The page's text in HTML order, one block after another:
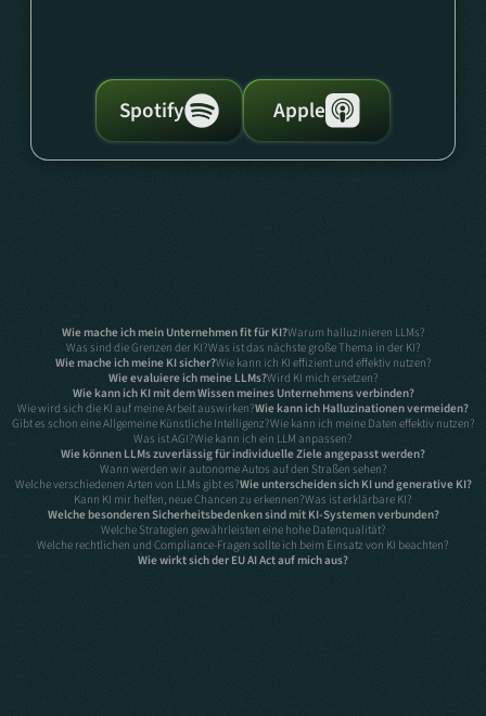
Spotify Apple
Wie mache ich mein Unternehmen fit für KI?Warum halluzinieren LLMs?
Was sind die Grenzen der KI?Was ist das nächste große Thema in der KI?
Wie mache ich meine KI sicher?Wie kann ich KI effizient und effektiv nutzen?
Wie evaluiere ich meine LLMs?Wird KI mich ersetzen?
Wie kann ich KI mit dem Wissen meines Unternehmens verbinden?
Wie wird sich die KI auf meine Arbeit auswirken?Wie kann ich Halluzinationen vermeiden?
Gibt es schon eine Allgemeine Künstliche Intelligenz?Wie kann ich meine Daten effektiv nutzen?
Was ist AGI?Wie kann ich ein LLM anpassen?
Wie können LLMs zuverlässig für individuelle Ziele angepasst werden?
Wann werden wir autonome Autos auf den Straßen sehen?
Welche verschiedenen Arten von LLMs gibt es?Wie unterscheiden sich KI und generative KI?
Kann KI mir helfen, neue Chancen zu erkennen?Was ist erklärbare KI?
Welche besonderen Sicherheitsbedenken sind mit KI-Systemen verbunden?
Welche Strategien gewährleisten eine hohe Datenqualität?
Welche rechtlichen und Compliance-Fragen sollte ich beim Einsatz von KI beachten?
Wie wirkt sich der EU AI Act auf mich aus?